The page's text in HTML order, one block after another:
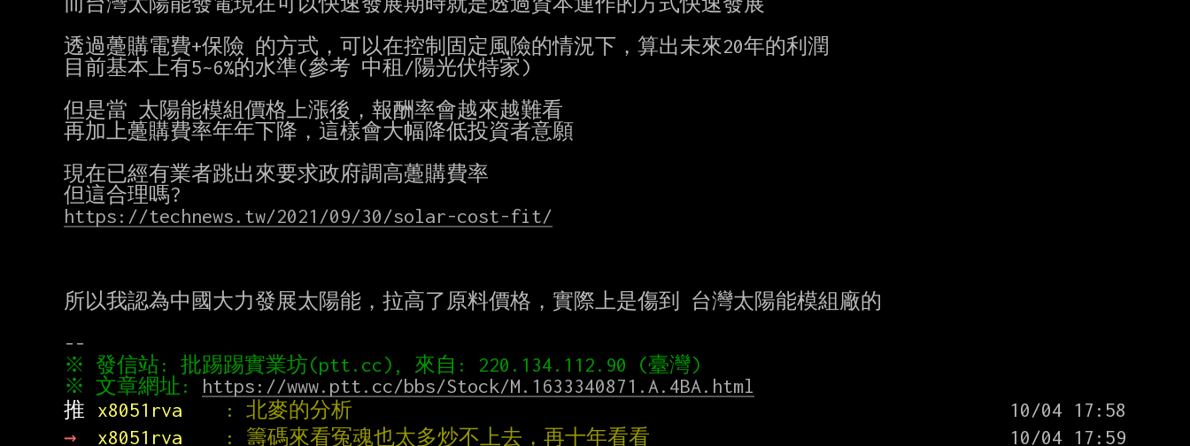
透過躉購電費+保險 的方式，可以在控制固定風險的情況下，算出未來20年的利潤
目前基本上有5~6%的水準(參考 中租/陽光伏特家)
但是當 太陽能模組價格上漲後，報酬率會越來越難看
再加上躉購費率年年下降，這樣會大幅降低投資者意願
現在已經有業者跳出來要求政府調高躉購費率
https://technews.tw/2021/09/30/solar-cost-fit/
所以我認為中國大力發展太陽能，拉高了原料價格，實際上是傷到 台灣太陽能模組廠的
※ 文章網址: https://www.ptt.cc/bbs/Stock/M.1633340871.A.4BA.html
推
x8051rva : 北麥的分析
→
x8051rva : 籌碼來看冤魂也太多炒不上去，再十年看看